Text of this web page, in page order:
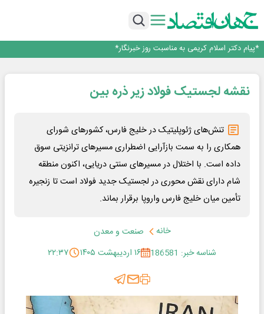
صندوق توسعه ملی نقشی در طرح کالابرگ ندارد
*پیام دکتر اسلام کریمی به مناسبت روز خبرنگار*
ساماندهی صنعت تلفن همراه در انتظارسیاست جدیددولت؛حمایت ازتولید وخدمات
صندوق توسعه ملی نقشی در طرح کالابرگ ندارد
نقشه لجستیک فولاد زیر ذره بین
تنش‌های ژئوپلیتیک در خلیج فارس، کشورهای شورای
همکاری را به سمت بازآرایی اضطراری مسیرهای ترانزیتی سوق
داده است. با اختلال در مسیرهای سنتی دریایی، اکنون منطقه
شام دارای نقش محوری در لجستیک جدید فولاد است تا زنجیره
تأمین میان خلیج فارس واروپا برقرار بماند.
خانه
صنعت و معدن
شناسه خبر: 186581
۱۶ اردیبهشت ۱۴۰۵ ۲۲:۳۷